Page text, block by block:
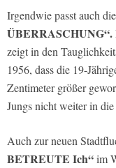
Irgendwie passt auch
ÜBERRASCHUNG“.
zeigt in den
1956, dass die 19-
Zentimeter größer
Jungs nicht weiter in
Auch zur neuen
BETREUTE Ich“im